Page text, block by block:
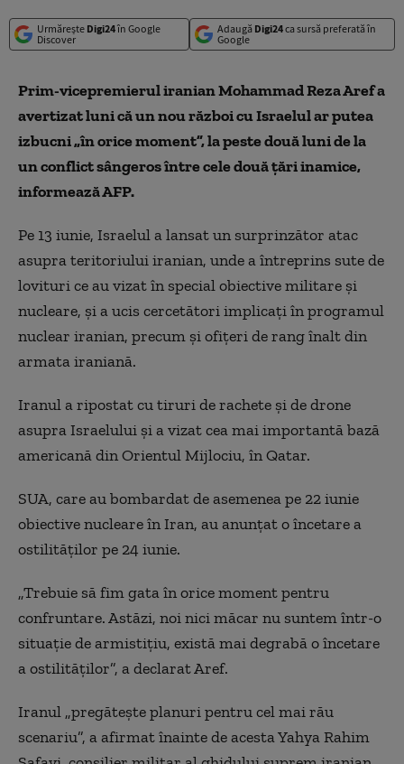
Urmărește Digi24în Google
Discover
Adaugă Digi24ca sursă preferată în
Google
Prim-vicepremierul iranian Mohammad Reza Aref a
avertizat luni că un nou război cu Israelul ar putea
izbucni „în orice moment”, la peste două luni de la
un conflict sângeros între cele două ţări inamice,
informează AFP.
Pe 13 iunie, Israelul a lansat un surprinzător atac
asupra teritoriului iranian, unde a întreprins sute de
lovituri ce au vizat în special obiective militare şi
nucleare, şi a ucis cercetători implicaţi în programul
nuclear iranian, precum şi ofiţeri de rang înalt din
armata iraniană.
Iranul a ripostat cu tiruri de rachete şi de drone
asupra Israelului şi a vizat cea mai importantă bază
americană din Orientul Mijlociu, în Qatar.
SUA, care au bombardat de asemenea pe 22 iunie
obiective nucleare în Iran, au anunţat o încetare a
ostilităţilor pe 24 iunie.
„Trebuie să fim gata în orice moment pentru
confruntare. Astăzi, noi nici măcar nu suntem într-o
situaţie de armistiţiu, există mai degrabă o încetare
a ostilităţilor”, a declarat Aref.
Iranul „pregăteşte planuri pentru cel mai rău
scenariu”, a afirmat înainte de acesta Yahya Rahim